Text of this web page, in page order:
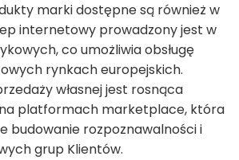
marki dostępne są również w
internetowy prowadzony jest w
co umożliwia obsługę
rynkach europejskich.
własnej jest rosnąca
platformach marketplace, która
budowanie rozpoznawalności i
grup Klientów.